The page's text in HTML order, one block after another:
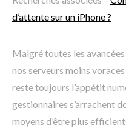
d’attente sur un iPhone ?
Malgré toutes les
nos serveurs moins
reste toujours l’appétit
gestionnaires s’arrachent
moyens d’être plus